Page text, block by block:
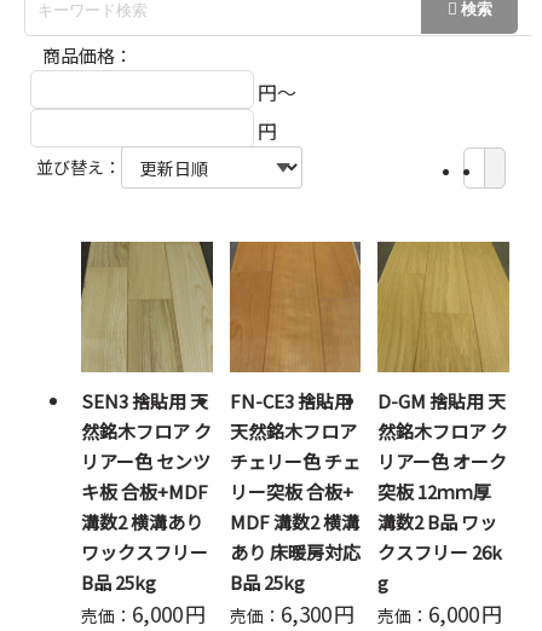
商品価格：
円～
円
並び替え：
SEN3 捨貼用 天
然銘木フロア ク
リアー色 センツ
キ板 合板+MDF
溝数2 横溝あり
ワックスフリー
B品 25kg
売価： 6,000円
FN-CE3 捨貼用
天然銘木フロア
チェリー色 チェ
リー突板 合板+
MDF 溝数2 横溝
あり 床暖房対応
B品 25kg
売価： 6,300円
D-GM 捨貼用 天
然銘木フロア ク
リアー色 オーク
突板 12ｍｍ厚
溝数2 B品 ワッ
クスフリー 26k
g
売価： 6,000円